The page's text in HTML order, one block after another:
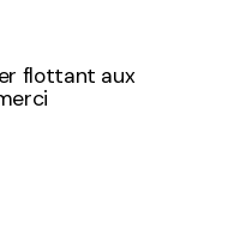
flottant aux